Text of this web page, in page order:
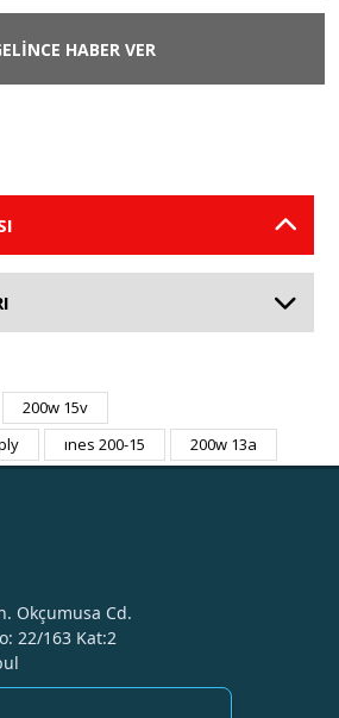
HABER VER
200w 15v
ınes 200-15 200w 13a
Okçumusa Cd.
22/163 Kat:2